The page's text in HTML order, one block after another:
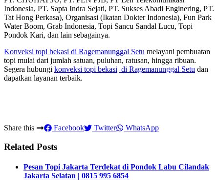
Indonesia, PT. Sapta Indra Sejati, PT. Sukses Abadi Enginering, PT.
Tat Hong Perkasa), Organisasi (Ikatan Dokter Indonesia), Fun Park
Water Boom, Grab Indonesia, Topi Sancu Sandal Lucu, Topi
Pondok Kari, dan lain sebagainya.
Konveksi topi bekasi di Ragemanunggal Setu melayani pembuatan
topi mulai dari jumlah satuan, puluhan, ratusan, hingga ribuan.
Segera hubungi konveksi topi bekasi di Ragemanunggal Setu dan
dapatkan layanan terbaik.
Share this Facebook Twitter WhatsApp
Related Posts
Pesan Topi Jakarta Terdekat di Pondok Labu Cilandak
Jakarta Selatan | 0815 995 6854